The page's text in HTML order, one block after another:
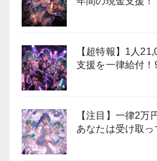
【超特報】1人
支援を一律給付！
【注目】一律2万
あなたは受け取っ